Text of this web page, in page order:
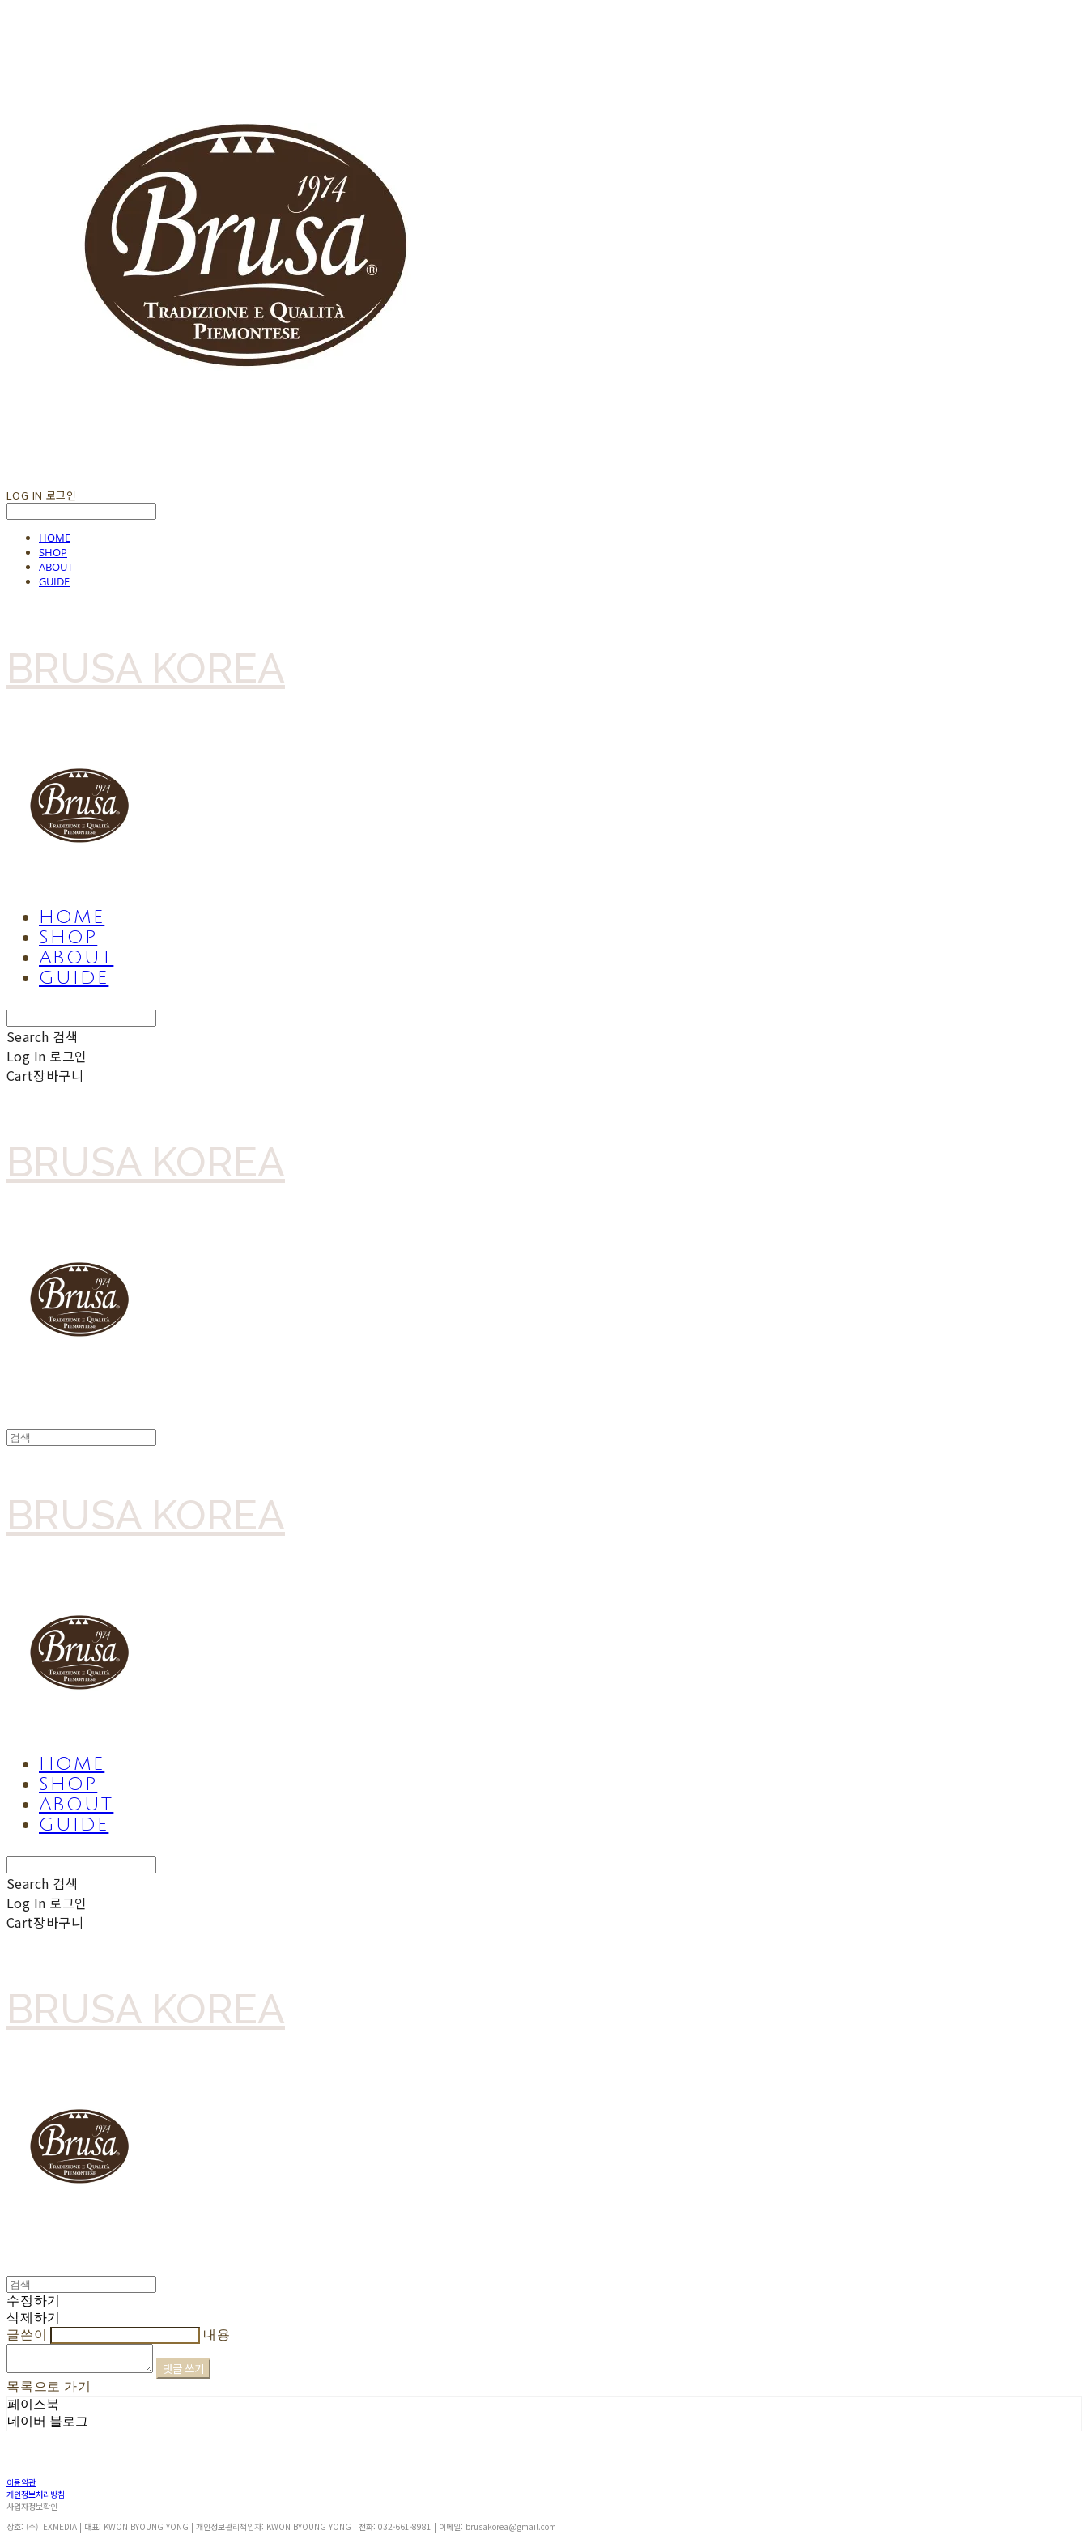
LOG IN 로그인
HOME
SHOP
ABOUT
GUIDE
BRUSA KOREA
HOME
SHOP
ABOUT
GUIDE
Search 검색
Log In 로그인
Cart장바구니
BRUSA KOREA
BRUSA KOREA
HOME
SHOP
ABOUT
GUIDE
Search 검색
Log In 로그인
Cart장바구니
BRUSA KOREA
수정하기
삭제하기
글쓴이
내용
댓글 쓰기
목록으로 가기
페이스북
네이버 블로그
이용약관
개인정보처리방침
사업자정보확인
상호: (주)TEXMEDIA | 대표: KWON BYOUNG YONG | 개인정보관리책임자: KWON BYOUNG YONG | 전화: 032-661-8981 | 이메일: brusakorea@gmail.com